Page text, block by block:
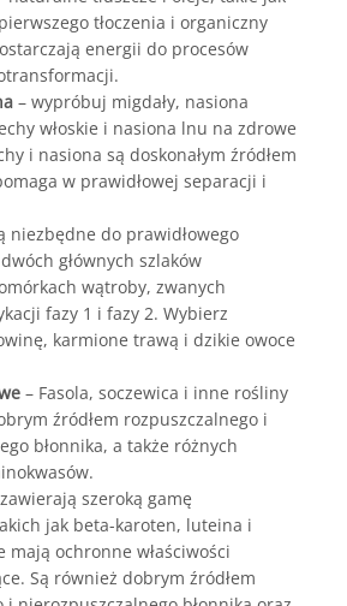
tłoczenia i organiczny
energii do procesów
– wypróbuj migdały, nasiona
włoskie i nasiona lnu na zdrowe
i nasiona są doskonałym źródłem
w prawidłowej separacji i
niezbędne do prawidłowego
głównych szlaków
wątroby, zwanych
fazy 1 i fazy 2. Wybierz
karmione trawą i dzikie owoce
– Fasola, soczewica i inne rośliny
źródłem rozpuszczalnego i
błonnika, a także różnych
szeroką gamę
jak beta-karoten, luteina i
mają ochronne właściwości
Są również dobrym źródłem